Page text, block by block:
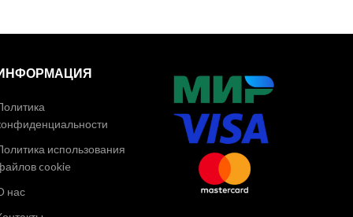
использования
cookie
нас